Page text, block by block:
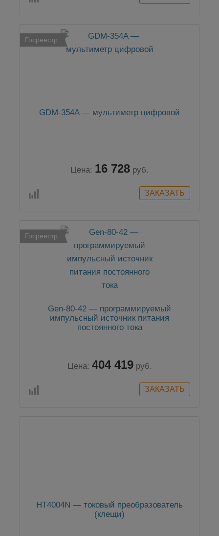
Госреестр
GDM-354A — мультиметр цифровой
Цена: 16 728 руб.
Госреестр
Gen-80-42 — программируемый
импульсный источник питания
постоянного тока
Цена: 404 419 руб.
HT4004N — токовый преобразователь
(клещи)